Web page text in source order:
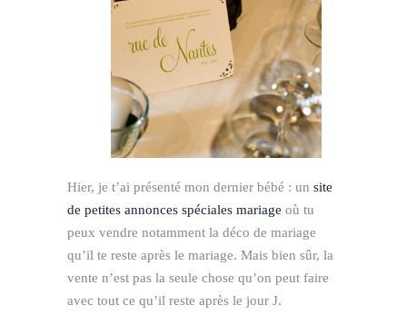
Hier, je t’ai présenté mon dernier bébé : un site
de petites annonces spéciales mariage où tu
peux vendre notamment la déco de mariage
qu’il te reste après le mariage. Mais bien sûr, la
vente n’est pas la seule chose qu’on peut faire
avec tout ce qu’il reste après le jour J.